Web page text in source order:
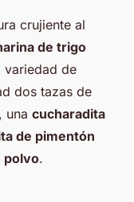
crujiente al
de trigo
variedad de
dos tazas de
, una cucharadita
de pimentón
polvo.